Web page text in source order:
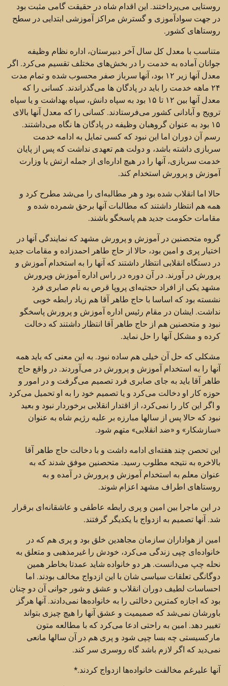
روستایی می‌پرداختند. این اقدام شاه در حقیقت گامی‌ مثبت بود
در جهت سوادآموزی و گسترش مراکز آموزشی ابتدایی در سطح
روستاهای کشور.
متناسب با معدل کل سال آخر دبیرستان، اداره نظام وظیفه
جوانان آماده به خدمت را در بخش‌‌های مختلف تقسیم می‌کرد. اگر
معدل آنها زیر ۱۲ بود، آنها سرباز صفر محسوب شده و تمام مدت
۲۴ ماهه خدمت را باید در پادگان ها می‌گذراندند. کسانی را که
معدل آنها بین ۱۲ تا ۱۵ بود به سپاه دانش، سپاه بهداشت و یا سپاه
ترویج و آبادانی کشور می‌فرستادند. کسانی را که معدل آنها بالای
۱۵ بود به عنوان گروهبان وظیفه در پادگان ها نگاه می‌داشتند.
رسم آن دوران اما این نبود که کسی تمایل به ادامه خدمت
سربازی داشته باشد، و دولت هم تعهدی نداشت که پس از پایان
خدمت سربازی، آنها را در هیچ اداره‌ای از جمله ارتش یا وزارت
آموزش و پرورش استخدام کند.
حالا اما انقلاب شده بود و هر مطالبه‌ای را می‌شد مطرح کرد و
همه هم انتظار داشتند که مطالبات آنها برحق شمرده شده و
مقامات حکومت جدید هم پاسخگو باشند.
گروه متحصنین در آموزش و پرورش مشهد که نمایندگی آنها در
اختیار پری و امین بود، حالا از حاج طاهر احمدزاده و مقامات جدید
در دستگاه انقلابی انتظار داشتند که آنها را به استخدام آموزش و
پرورش در آورند. در آن دوره در راس اداره آموزش وپرورش
مشهد یکی از افراد حجتیه‌ای پروپا قرص به نام صابری فرد
نشسته بود که اساسا با حاج طاهر آقا هم زیاد رابطه خوبی
نداشت. ایشان در مقام رئیس اداره‌ آموزش و پرورش پاسخگو
نبود و متحصنین هم از حاج طاهر آقا انتظار داشتند که دخالت
کرده و مشکل آنها را حل نماید.
مشکلی که حل آن خیلی هم ساده نبود. به این معنی که باید همه
آنها را به استخدام آموزش و پرورش در می‌آوردند. در واقع حاج
طاهر آقا باید به جای صابری فرد تصمیم می‌گرفت و در امور و
حوزه کار او دخالت می‌کرد و یا تصمیم خود را به او تحمیل می‌کرد
و اگر این کار را نمی‌کرد، از اقتدار انقلابی برخوردار نبود و بعید
نبود که حالا پس از سالها مبارزه بر علیه رژیم شاه به عنوان
«سازشکار» و «ضد انقلابی» متهم شود.
این تحصن چند هفته‌ای ادامه داشت و با دخالت حاج طاهر آقا
بالاخره به نتیجه مطلوب رسید. متحصنین موفق شدند که به
عنوان معلم به استخدام آموزش و پرورش در آمده و به
روستاهای اطراف مشهد اعزام شوند.
در این ماجرا بین امین و پری رابطه عاطفی و عاشقانه‌ای برقرار
شد. آنها تصمیم به ازدواج با یکدیگر گرفتند.
امین از هواداران سازمان مجاهدین خلق بود و پری هم که در
خانواده‌ای چپی زندگی می‌کرد، خودش را غیرمذهبی و متعلق به
نحله چپ می‌دانست. هر دو خانواده شاید عمدتا بخاطر همین
دوگانگی تعلقات سیاسی شان با این ازدواج مخالف بودند. اما
احساسات لطیف دوران انقلاب و عشق و شور جوانی آن دو چنان
بود که اجازه کمترین دخالتی را به خانواده‌ها نمی‌دادند. آنها هرگز
باورشان نمی‌شد که صمیمیت و عشق آنها را هیچ چیزی بتواند
تغییر دهد. امین به راحتی ادعا می‌کرد که با مطالعه متون
مارکسیستی چه بسا چپی شود و پری هم در آن سالها مانعی
نمی‌دید که اگر لازم باشد گاه روسری سر کند.
آنها علیرغم مخالفت خانواده‌ها ازدواج کردند.*